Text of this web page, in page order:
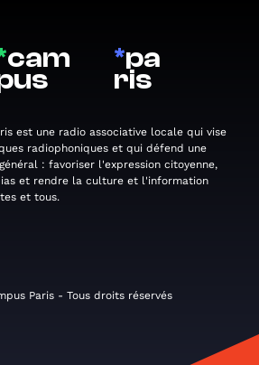
cam *pa
ris
est une radio associative locale qui vise
radiophoniques et qui défend une
: favoriser l'expression citoyenne,
et rendre la culture et l'information
et tous.
Paris - Tous droits réservés